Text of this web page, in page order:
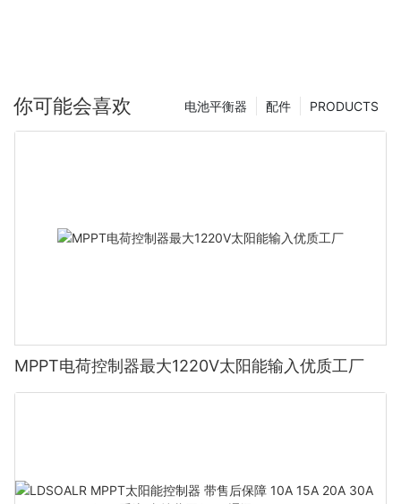
你可能会喜欢 PRODUCTS
配件
电池平衡器
MPPT电荷控制器最大1220V太阳能输入优质工厂